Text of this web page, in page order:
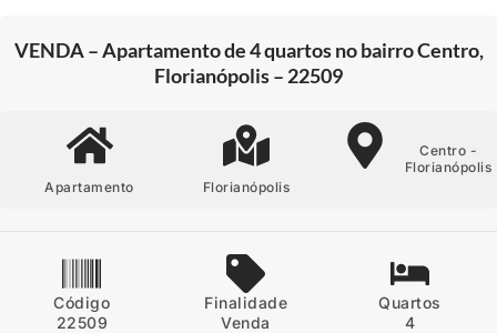
VENDA – Apartamento de 4 quartos no bairro Centro,
Florianópolis – 22509
Apartamento Florianópolis
Centro -
Florianópolis
Código
22509
Finalidade
Venda
Quartos
4